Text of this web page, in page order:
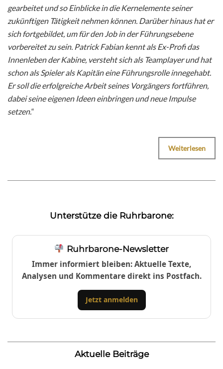
gearbeitet und so Einblicke in die Kernelemente seiner
zukünftigen Tätigkeit nehmen können. Darüber hinaus hat er
sich fortgebildet, um für den Job in der Führungsebene
vorbereitet zu sein. Patrick Fabian kennt als Ex-Profi das
Innenleben der Kabine, versteht sich als Teamplayer und hat
schon als Spieler als Kapitän eine Führungsrolle innegehabt.
Er soll die erfolgreiche Arbeit seines Vorgängers fortführen,
dabei seine eigenen Ideen einbringen und neue Impulse
setzen.“
Weiterlesen
Unterstütze die Ruhrbarone:
Ruhrbarone-Newsletter
Immer informiert bleiben: Aktuelle Texte,
Analysen und Kommentare direkt ins Postfach.
Jetzt anmelden
Aktuelle Beiträge